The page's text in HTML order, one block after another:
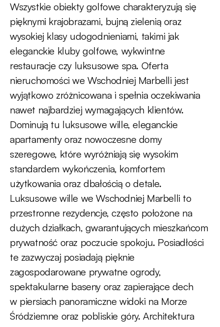
Wszystkie obiekty golfowe charakteryzują się
pięknymi krajobrazami, bujną zielenią oraz
wysokiej klasy udogodnieniami, takimi jak
eleganckie kluby golfowe, wykwintne
restauracje czy luksusowe spa. Oferta
nieruchomości we Wschodniej Marbelli jest
wyjątkowo zróżnicowana i spełnia oczekiwania
nawet najbardziej wymagających klientów.
Dominują tu luksusowe wille, eleganckie
apartamenty oraz nowoczesne domy
szeregowe, które wyróżniają się wysokim
standardem wykończenia, komfortem
użytkowania oraz dbałością o detale.
Luksusowe wille we Wschodniej Marbelli to
przestronne rezydencje, często położone na
dużych działkach, gwarantujących mieszkańcom
prywatność oraz poczucie spokoju. Posiadłości
te zazwyczaj posiadają pięknie
zagospodarowane prywatne ogrody,
spektakularne baseny oraz zapierające dech
w piersiach panoramiczne widoki na Morze
Śródziemne oraz pobliskie góry. Architektura